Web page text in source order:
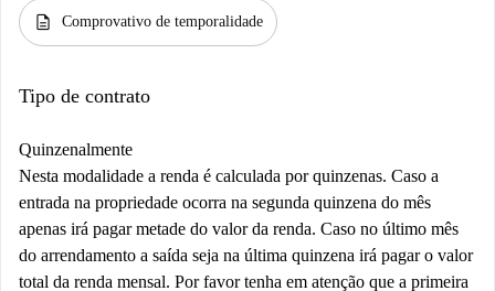
description Comprovativo de temporalidade
Tipo de contrato
Quinzenalmente
Nesta modalidade a renda é calculada por quinzenas. Caso a
entrada na propriedade ocorra na segunda quinzena do mês
apenas irá pagar metade do valor da renda. Caso no último mês
do arrendamento a saída seja na última quinzena irá pagar o valor
total da renda mensal. Por favor tenha em atenção que a primeira